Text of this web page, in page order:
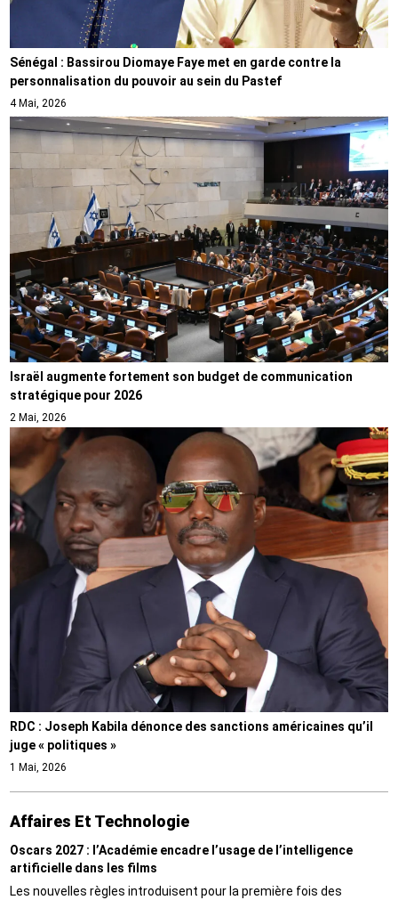
Sénégal : Bassirou Diomaye Faye met en garde contre la
personnalisation du pouvoir au sein du Pastef
4 Mai, 2026
Israël augmente fortement son budget de communication
stratégique pour 2026
2 Mai, 2026
RDC : Joseph Kabila dénonce des sanctions américaines qu’il
juge « politiques »
1 Mai, 2026
Affaires Et Technologie
Oscars 2027 : l’Académie encadre l’usage de l’intelligence
artificielle dans les films
Les nouvelles règles introduisent pour la première fois des